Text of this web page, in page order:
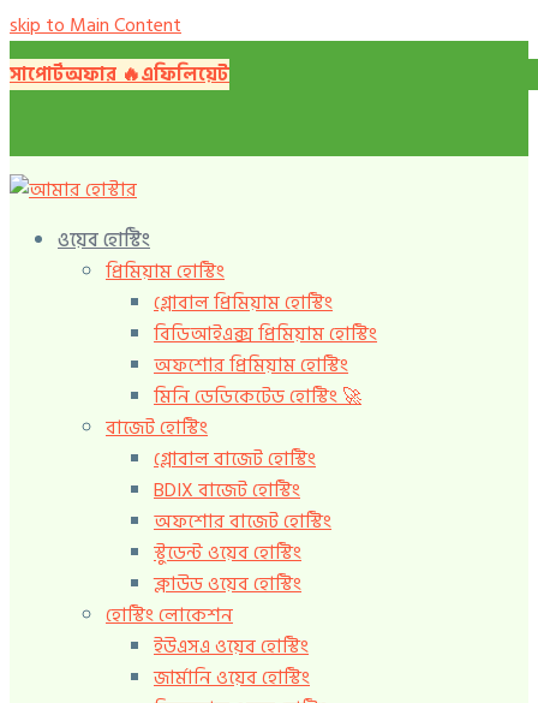
skip to Main Content
সাপোর্টঅফার 🔥️এফিলিয়েট
ওয়েব হোস্টিং
প্রিমিয়াম হোস্টিং
গ্লোবাল প্রিমিয়াম হোস্টিং
বিডিআইএক্স প্রিমিয়াম হোস্টিং
অফশোর প্রিমিয়াম হোস্টিং
মিনি ডেডিকেটেড হোস্টিং 🚀️
বাজেট হোস্টিং
গ্লোবাল বাজেট হোস্টিং
BDIX বাজেট হোস্টিং
অফশোর বাজেট হোস্টিং
স্টুডেন্ট ওয়েব হোস্টিং
ক্লাউড ওয়েব হোস্টিং
হোস্টিং লোকেশন
ইউএসএ ওয়েব হোস্টিং
জার্মানি ওয়েব হোস্টিং